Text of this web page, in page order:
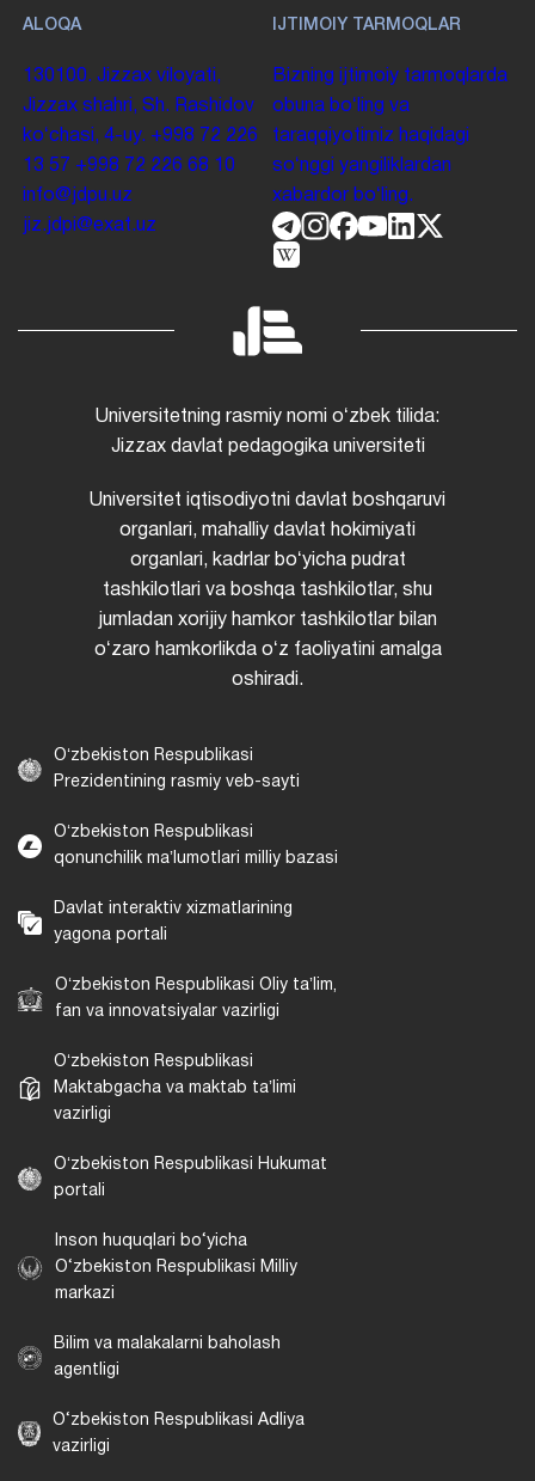
ALOQA
130100. Jizzax viloyati,
Jizzax shahri, Sh. Rashidov
koʻchasi, 4-uy. +998 72 226
13 57 +998 72 226 68 10
info@jdpu.uz
jiz.jdpi@exat.uz
IJTIMOIY TARMOQLAR
Bizning ijtimoiy tarmoqlarda
obuna boʻling va
taraqqiyotimiz haqidagi
soʻnggi yangiliklardan
xabardor boʻling.
Universitetning rasmiy nomi oʻzbek tilida:
Jizzax davlat pedagogika universiteti
Universitet iqtisodiyotni davlat boshqaruvi
organlari, mahalliy davlat hokimiyati
organlari, kadrlar boʻyicha pudrat
tashkilotlari va boshqa tashkilotlar, shu
jumladan xorijiy hamkor tashkilotlar bilan
oʻzaro hamkorlikda oʻz faoliyatini amalga
oshiradi.
Oʻzbekiston Respublikasi
Prezidentining rasmiy veb-sayti
Oʻzbekiston Respublikasi
qonunchilik maʼlumotlari milliy bazasi
Davlat interaktiv xizmatlarining
yagona portali
Oʻzbekiston Respublikasi Oliy taʼlim,
fan va innovatsiyalar vazirligi
Oʻzbekiston Respublikasi
Maktabgacha va maktab taʼlimi
vazirligi
Oʻzbekiston Respublikasi Hukumat
portali
Inson huquqlari bo‘yicha
O‘zbekiston Respublikasi Milliy
markazi
Bilim va malakalarni baholash
agentligi
O‘zbekiston Respublikasi Adliya
vazirligi